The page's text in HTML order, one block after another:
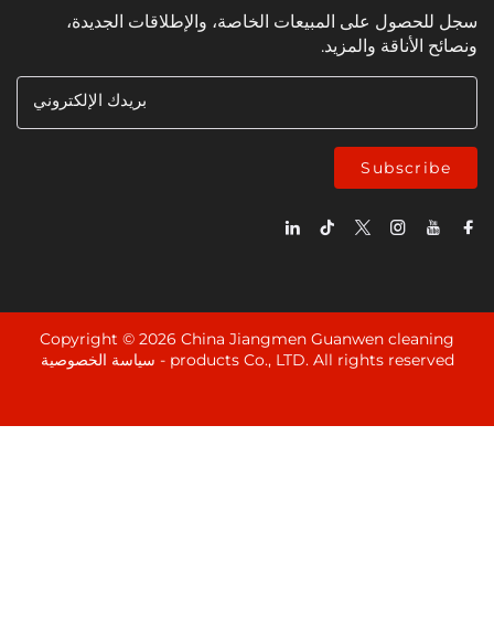
على المبيعات الخاصة، والإطلاقات الجديدة،
والمزيد.
بريدك الإلكتروني
Copyright © 2026 China Jiangmen Guanwen
products Co., LTD. All rights
سياسة الخصوصية